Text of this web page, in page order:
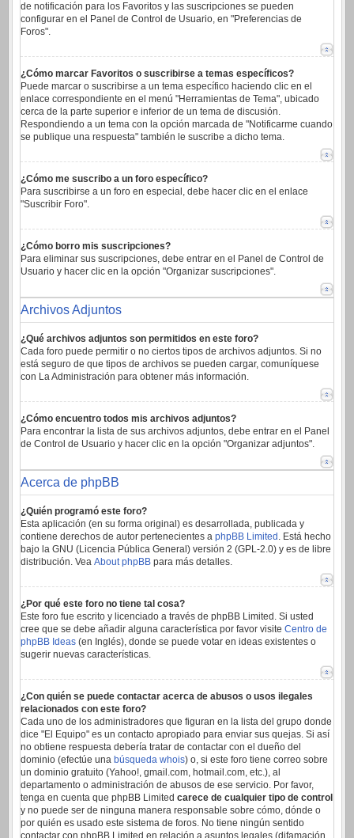
de notificación para los Favoritos y las suscripciones se pueden
configurar en el Panel de Control de Usuario, en "Preferencias de
Foros".
¿Cómo marcar Favoritos o suscribirse a temas específicos?
Puede marcar o suscribirse a un tema específico haciendo clic en el
enlace correspondiente en el menú "Herramientas de Tema", ubicado
cerca de la parte superior e inferior de un tema de discusión.
Respondiendo a un tema con la opción marcada de "Notificarme cuando
se publique una respuesta" también le suscribe a dicho tema.
¿Cómo me suscribo a un foro específico?
Para suscribirse a un foro en especial, debe hacer clic en el enlace
"Suscribir Foro".
¿Cómo borro mis suscripciones?
Para eliminar sus suscripciones, debe entrar en el Panel de Control de
Usuario y hacer clic en la opción "Organizar suscripciones".
Archivos Adjuntos
¿Qué archivos adjuntos son permitidos en este foro?
Cada foro puede permitir o no ciertos tipos de archivos adjuntos. Si no
está seguro de que tipos de archivos se pueden cargar, comuníquese
con La Administración para obtener más información.
¿Cómo encuentro todos mis archivos adjuntos?
Para encontrar la lista de sus archivos adjuntos, debe entrar en el Panel
de Control de Usuario y hacer clic en la opción "Organizar adjuntos".
Acerca de phpBB
¿Quién programó este foro?
Esta aplicación (en su forma original) es desarrollada, publicada y
contiene derechos de autor pertenecientes a phpBB Limited . Está hecho
bajo la GNU (Licencia Pública General) versión 2 (GPL-2.0) y es de libre
distribución. Vea About phpBB para más detalles.
¿Por qué este foro no tiene tal cosa?
Este foro fue escrito y licenciado a través de phpBB Limited. Si usted
cree que se debe añadir alguna característica por favor visite Centro de
phpBB Ideas (en Inglés), donde se puede votar en ideas existentes o
sugerir nuevas características.
¿Con quién se puede contactar acerca de abusos o usos ilegales
relacionados con este foro?
Cada uno de los administradores que figuran en la lista del grupo donde
dice "El Equipo" es un contacto apropiado para enviar sus quejas. Si así
no obtiene respuesta debería tratar de contactar con el dueño del
dominio (efectúe una búsqueda whois) o, si este foro tiene correo sobre
un dominio gratuito (Yahoo!, gmail.com, hotmail.com, etc.), al
departamento o administración de abusos de ese servicio. Por favor,
tenga en cuenta que phpBB Limited carece de cualquier tipo de control
y no puede ser de ninguna manera responsable sobre cómo, dónde o
por quién es usado este sistema de foros. No tiene ningún sentido
contactar con phpBB Limited en relación a asuntos legales (difamación,